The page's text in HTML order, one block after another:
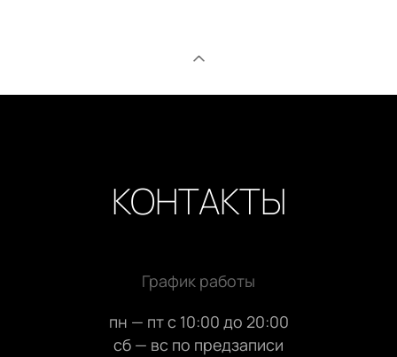
КОНТАКТЫ
График работы
пн — пт с 10:00 до 20:00
сб — вс по предзаписи